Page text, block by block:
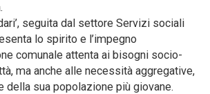
seguita dal settore Servizi sociali
lo spirito e l’impegno
comunale attenta ai bisogni socio-
ma anche alle necessità aggregative,
della sua popolazione più giovane.